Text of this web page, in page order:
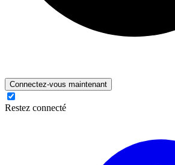
Connectez-vous maintenant
Restez connecté